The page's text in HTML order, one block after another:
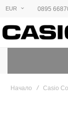
EUR 0895
Начало Casio